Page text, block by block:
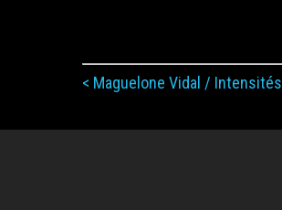
< Maguelone Vidal / Intensités